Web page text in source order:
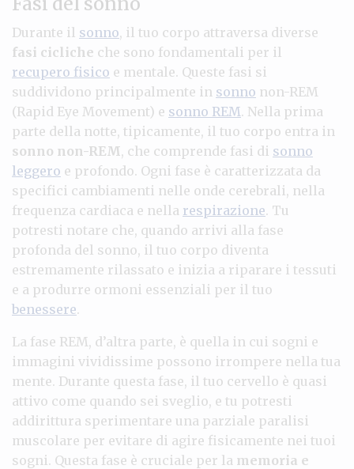
Durante il sonno, il tuo corpo attraversa diverse
fasi cicliche che sono fondamentali per il
recupero fisico e mentale. Queste fasi si
suddividono principalmente in sonno non-REM
(Rapid Eye Movement) e sonno REM. Nella prima
parte della notte, tipicamente, il tuo corpo entra in
sonno non-REM, che comprende fasi di sonno
leggero e profondo. Ogni fase è caratterizzata da
specifici cambiamenti nelle onde cerebrali, nella
frequenza cardiaca e nella respirazione. Tu
potresti notare che, quando arrivi alla fase
profonda del sonno, il tuo corpo diventa
estremamente rilassato e inizia a riparare i tessuti
e a produrre ormoni essenziali per il tuo
benessere.
La fase REM, d’altra parte, è quella in cui sogni e
immagini vividissime possono irrompere nella tua
mente. Durante questa fase, il tuo cervello è quasi
attivo come quando sei sveglio, e tu potresti
addirittura sperimentare una parziale paralisi
muscolare per evitare di agire fisicamente nei tuoi
sogni. Questa fase è cruciale per la memoria e